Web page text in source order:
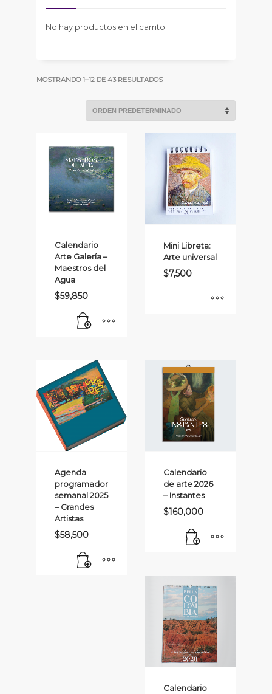
No hay productos en el carrito.
MOSTRANDO 1–12 DE 43 RESULTADOS
Calendario
Arte Galería –
Maestros del
Agua
$59,850
Mini Libreta:
Arte universal
$7,500
múltiples
variantes.
opciones
elegir
página
Agenda
programador
semanal 2025
– Grandes
Artistas
$58,500
Calendario
de arte 2026
– Instantes
$160,000
Calendario